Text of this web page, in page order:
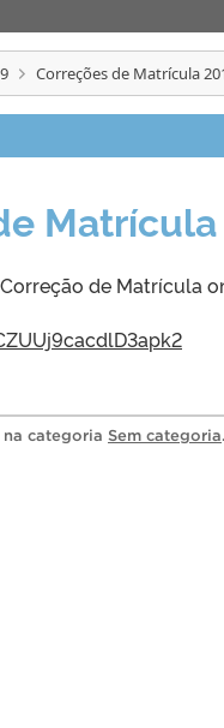
Correções de Matrícula
de Matrícula
na categoria Sem categoria.